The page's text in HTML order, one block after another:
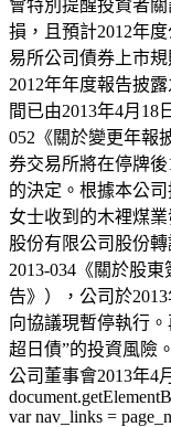
會特別提醒投資者
損，且預計2012年
易所公司債券上市規
2012年年度報告披
間已由2013年4月18
052《關於變更年報
券交易所將在停牌
的決定。根據本公
女士收到的木裡煤
股份有限公司股份
2013-034《關於股
告》），公司於
向協議現暫停執行
超日債”的投資風險
公司董事會2013年4
var nav_links =